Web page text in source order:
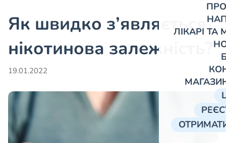
ЛІКАРІ
Як швидко з’являється
нікотинова залежність?
19.01.2022